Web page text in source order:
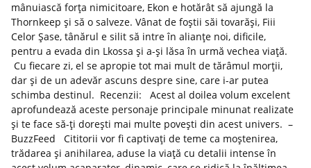
mânuiască forţa nimicitoare, Ekon e hotărât să ajungă la
Thornkeep şi să o salveze. Vânat de foştii săi tovarăşi, Fiii
Celor Șase, tânărul e silit să intre în alianţe noi, dificile,
pentru a evada din Lkossa şi a-şi lăsa în urmă vechea viață.
Cu fiecare zi, el se apropie tot mai mult de tărâmul morţii,
dar şi de un adevăr ascuns despre sine, care i-ar putea
schimba destinul. Recenzii: Acest al doilea volum excelent
aprofundează aceste personaje principale minunat realizate
și te face să-ți dorești mai multe povești din acest univers. –
BuzzFeed Cititorii vor fi captivaţi de teme ca moştenirea,
trădarea şi anihilarea, aduse la viaţă cu detalii intense în